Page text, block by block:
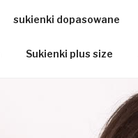
sukienki dopasowane
Sukienki plus size